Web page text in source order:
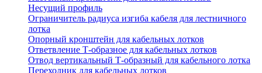
Несущий профиль
Ограничитель радиуса изгиба кабеля для лестничного
лотка
Опорный кронштейн для кабельных лотков
Ответвление Т-образное для кабельных лотков
Отвод вертикальный Т-образный для кабельного лотка
Переходник для кабельных лотков